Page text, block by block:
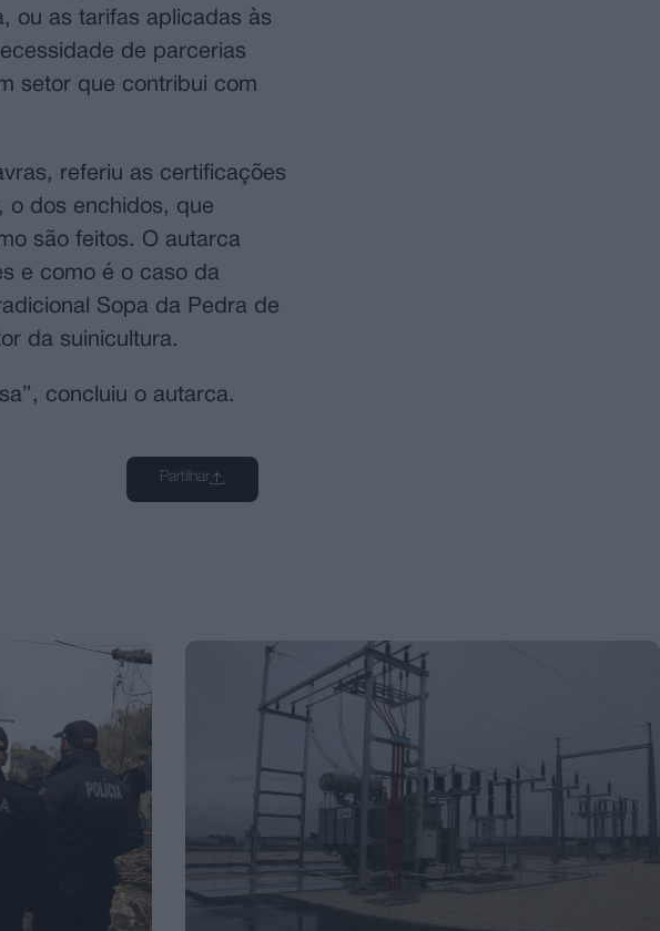
ou as tarifas aplicadas às
de parcerias
setor que contribui com
referiu as certificações
o dos enchidos, que
são feitos. O autarca
e como é o caso da
Sopa da Pedra de
da suinicultura.
concluiu o autarca.
Partilhar